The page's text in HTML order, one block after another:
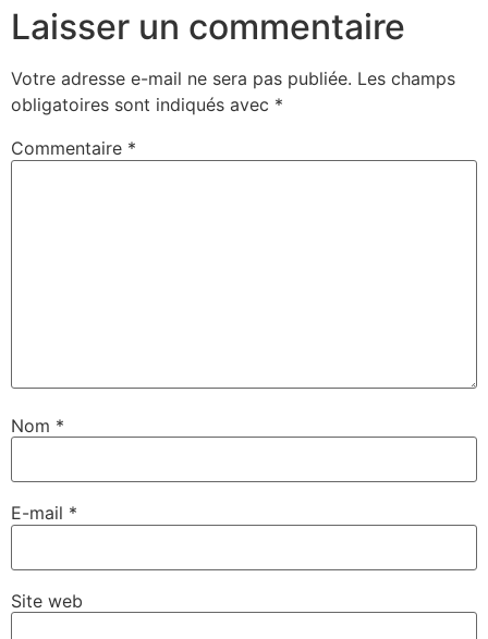
Laisser un commentaire
Votre adresse e-mail ne sera pas publiée. Les champs
obligatoires sont indiqués avec *
Commentaire *
Nom *
E-mail *
Site web